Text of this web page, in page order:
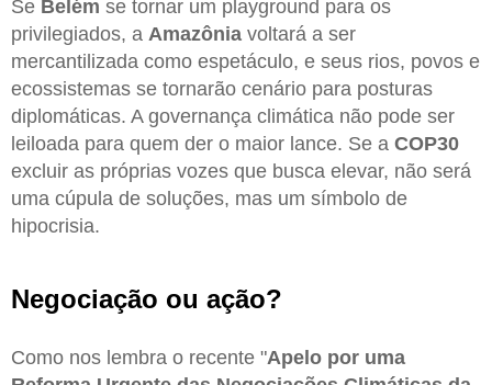
Se Belém se tornar um playground para os
privilegiados, a Amazônia voltará a ser
mercantilizada como espetáculo, e seus rios, povos e
ecossistemas se tornarão cenário para posturas
diplomáticas. A governança climática não pode ser
leiloada para quem der o maior lance. Se a COP30
excluir as próprias vozes que busca elevar, não será
uma cúpula de soluções, mas um símbolo de
hipocrisia.
Negociação ou ação?
Como nos lembra o recente "Apelo por uma